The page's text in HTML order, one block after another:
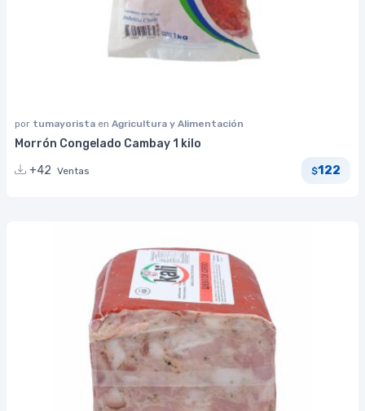
por tumayorista en Agricultura y Alimentación
Morrón Congelado Cambay 1 kilo
+42 Ventas $122